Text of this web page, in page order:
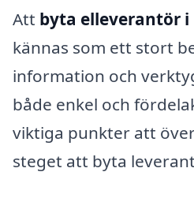
Att byta elleverantör i
kännas som ett stort
information och
både enkel och
viktiga punkter att
steget att byta